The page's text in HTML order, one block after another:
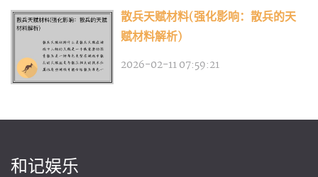
散兵天赋材料(强化影响：散兵的天
赋材料解析)
2026-02-11 07:59:21
和记娱乐